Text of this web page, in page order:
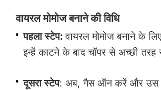
वायरल मोमोज बनाने की विधि
पहला स्टेप:वायरल मोमोज बनाने के
इन्हें काटने के बाद चॉपर से अच्छी तरह
दूसरा स्टेप: अब, गैस ऑन करें और उस